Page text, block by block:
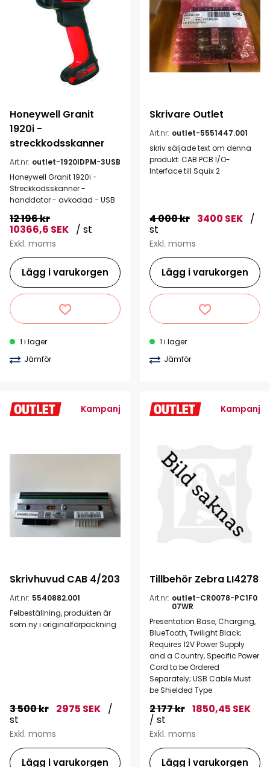
Honeywell Granit
1920i -
streckkodsskanner
Art.nr: outlet-1920IDPM-3USB
Honeywell Granit 1920i -
Streckkodsskanner -
handdator - avkodad - USB
12 196 kr
10366,6 SEK / st
Exkl. moms
Lägg i varukorgen
1 i lager
Jämför
Skrivare Outlet
Art.nr: outlet-5551447.001
skriv säljade text om denna
produkt: CAB PCB I/O-
Interface till Squix 2
4 000 kr 3400 SEK /
st
Exkl. moms
Lägg i varukorgen
1 i lager
Jämför
Kampanj
Skrivhuvud CAB 4/203
Art.nr: 5540882.001
Felbeställning, produkten är
som ny i originalförpackning
3 500 kr 2975 SEK /
st
Exkl. moms
Lägg i varukorgen
Kampanj
Tillbehör Zebra LI4278
Art.nr: outlet-CR0078-PC1F0
07WR
Presentation Base, Charging,
BlueTooth, Twilight Black;
Requires 12V Power Supply
and a Country, Specific Power
Cord to be Ordered
Separately; USB Cable Must
be Shielded Type
2 177 kr 1850,45 SEK
/ st
Exkl. moms
Lägg i varukorgen